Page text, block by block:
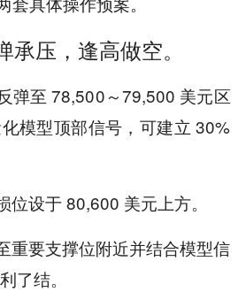
承压，逢高做空。
弹至 78,500～79,500 美元区
模型顶部信号，可建立 30%
设于 80,600 美元上方。
重要支撑位附近并结合模型信
了结。